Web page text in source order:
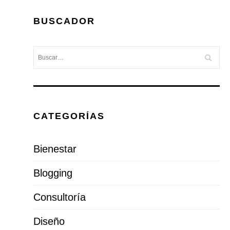
BUSCADOR
CATEGORÍAS
Bienestar
Blogging
Consultoría
Diseño